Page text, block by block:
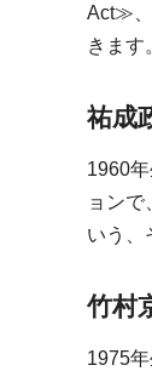
Act≫、
きます
祐成
1960
ョン
いう、
竹村
1975